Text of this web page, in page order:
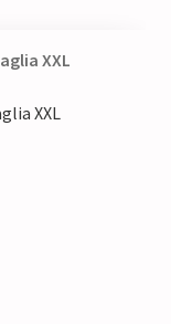
XXL